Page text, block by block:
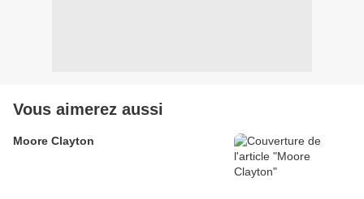
Vous aimerez aussi
Moore Clayton